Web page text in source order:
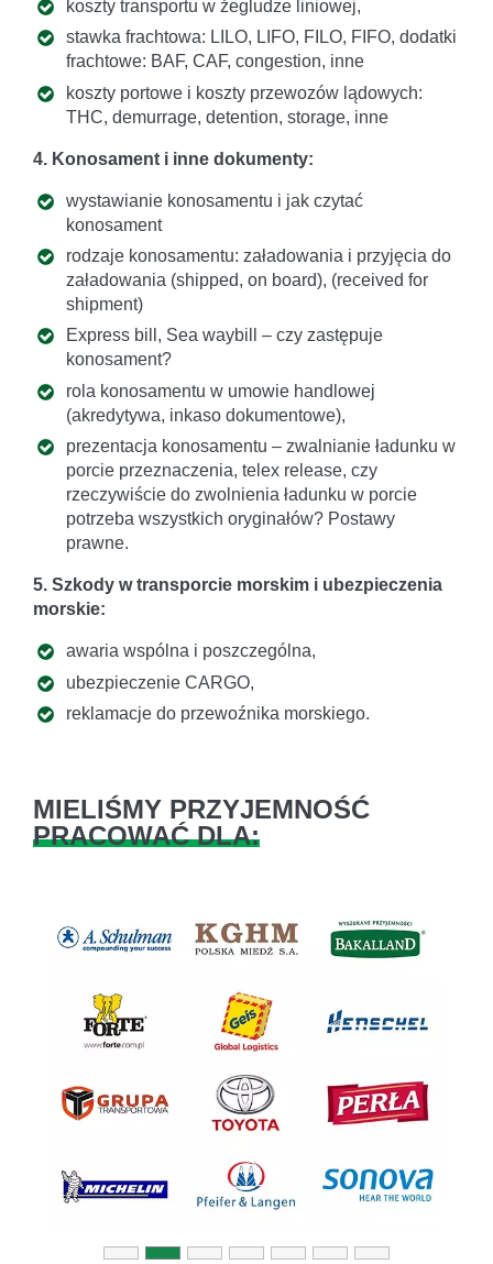
koszty transportu w żegludze liniowej,
stawka frachtowa: LILO, LIFO, FILO, FIFO, dodatki
frachtowe: BAF, CAF, congestion, inne
koszty portowe i koszty przewozów lądowych:
THC, demurrage, detention, storage, inne
4. Konosament i inne dokumenty:
wystawianie konosamentu i jak czytać
konosament
rodzaje konosamentu: załadowania i przyjęcia do
załadowania (shipped, on board), (received for
shipment)
Express bill, Sea waybill – czy zastępuje
konosament?
rola konosamentu w umowie handlowej
(akredytywa, inkaso dokumentowe),
prezentacja konosamentu – zwalnianie ładunku w
porcie przeznaczenia, telex release, czy
rzeczywiście do zwolnienia ładunku w porcie
potrzeba wszystkich oryginałów? Postawy
prawne.
5. Szkody w transporcie morskim i ubezpieczenia
morskie:
awaria wspólna i poszczególna,
ubezpieczenie CARGO,
reklamacje do przewoźnika morskiego.
MIELIŚMY PRZYJEMNOŚĆ
PRACOWAĆ DLA: